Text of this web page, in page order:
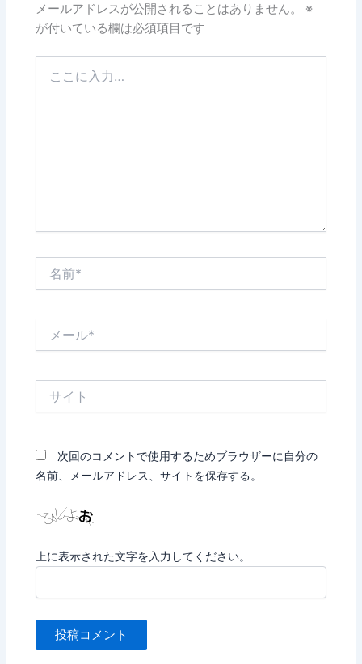
メールアドレスが公開されることはありません。
※
が付いている欄は必須項目です
次回のコメントで使用するためブラウザーに自分の
名前、メールアドレス、サイトを保存する。
上に表示された文字を入力してください。